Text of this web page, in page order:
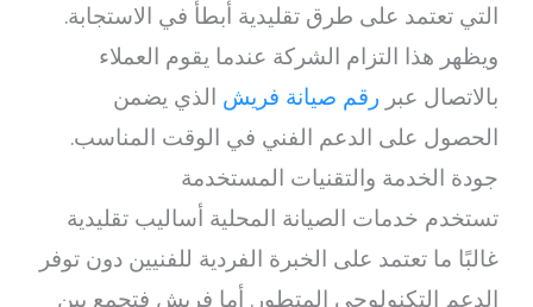
التي تعتمد على طرق تقليدية أبطأ في الاستجابة.
ويظهر هذا التزام الشركة عندما يقوم العملاء
بالاتصال عبر رقم صيانة فريش الذي يضمن
الحصول على الدعم الفني في الوقت المناسب.
جودة الخدمة والتقنيات المستخدمة
تستخدم خدمات الصيانة المحلية أساليب تقليدية
غالبًا ما تعتمد على الخبرة الفردية للفنيين دون توفر
الدعم التكنولوجي المتطور. أما فريش فتجمع بين